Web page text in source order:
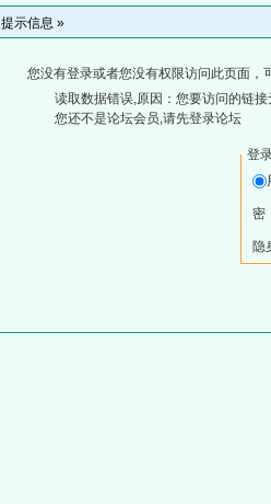
提示信息 »
您没有登录或者您没有权限访问此页面，
读取数据错误,原因：您要访问的链
您还不是论坛会员,请先登录论坛
登
密
隐